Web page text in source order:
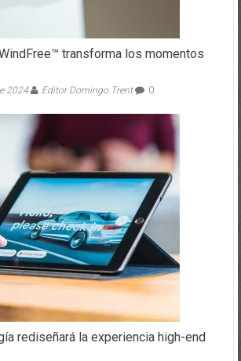
transforma los momentos
2024 Editor Domingo Trent 0
rediseñará la experiencia high-end